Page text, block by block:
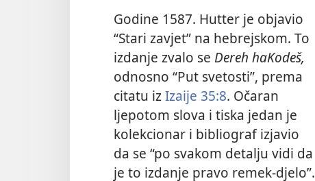
Godine 1587. Hutter je objavio
“Stari zavjet” na hebrejskom. To
izdanje zvalo se Dereh haKodeš,
odnosno “Put svetosti”, prema
citatu izIzaije 35:8. Očaran
ljepotom slova i tiska jedan je
kolekcionar i bibliograf izjavio
da se “po svakom detalju vidi da
je to izdanje pravo remek-djelo”.